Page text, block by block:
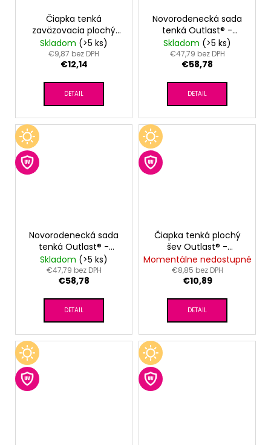
Čiapka tenká
zaväzovacia plochý
šev Outlast® -
tm.staroružová
Skladom (>5 ks)
€9,87 bez DPH
€12,14
DETAIL
Novorodenecká sada
tenká Outlast® -
bledomodrá
Skladom (>5 ks)
€47,79 bez DPH
€58,78
DETAIL
Novorodenecká sada
tenká Outlast® -
sv.marhuľová
Skladom (>5 ks)
€47,79 bez DPH
€58,78
DETAIL
Čiapka tenká plochý
šev Outlast® -
oriešková
Momentálne nedostupné
€8,85 bez DPH
€10,89
DETAIL